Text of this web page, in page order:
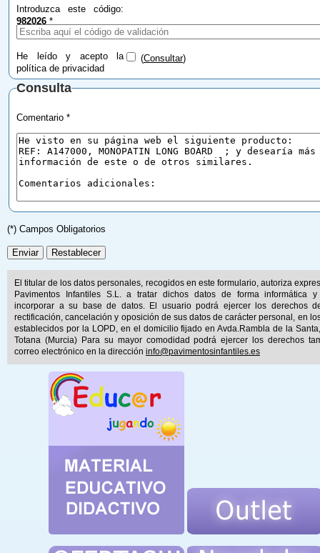
Introduzca este código:
982026 *
He leído y acepto la
política de privacidad
(Consultar)
Consulta
Comentario *
(*) Campos Obligatorios
El titular de los datos personales, recogidos en este formulario, autoriza
Pavimentos Infantiles S.L. a tratar dichos datos de forma informática y
incorporar a su base de datos. El usuario podrá ejercer los derechos
rectificación, cancelación y oposición de sus datos de carácter personal, en
establecidos por la LOPD, en el domicilio fijado en Avda.Rambla de la
Totana (Murcia) Para su mayor comodidad podrá ejercer los derechos
correo electrónico en la dirección info@pavimentosinfantiles.es